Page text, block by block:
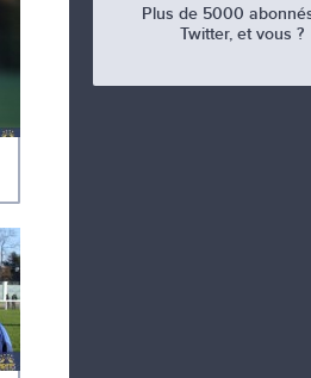
Plus de 5000
Twitter, et vous ?